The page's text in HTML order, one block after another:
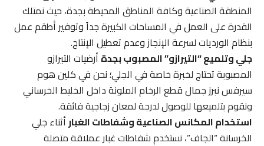
المنطقة الصناعية وكافة المناطق المحيطة بجدة، حيث نمتلك
القدرة على العمل في المساحات الكبيرة جداً وتوفير أطقم عمل
بنظام الورديات لسرعة الإنجاز وعدم تعطيل الإنتاج.
جلي وتلميع “التيرازو” المصبوب بجدةأرضيات التيرازو
المصبوبة تحتاج لخبرة خاصة في الجلي؛ نحن في كلين هوم
سيرفس نبرز جمال قطع الرخام الملونة داخل الخليط الخرساني
ونقوم بتلميعها للوصول لدرجة لمعان زجاجية فائقة.
استخدام المكانس الصناعية وشفاطات الغبارأثناء جلي
الخرسانة “الجاف”، نستخدم شفاطات غبار عملاقة متصلة